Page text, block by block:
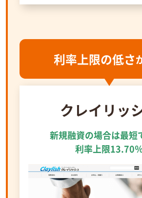
利率上限の低さ
クレイリッ
新規融資の場合は最短
利率上限13.70